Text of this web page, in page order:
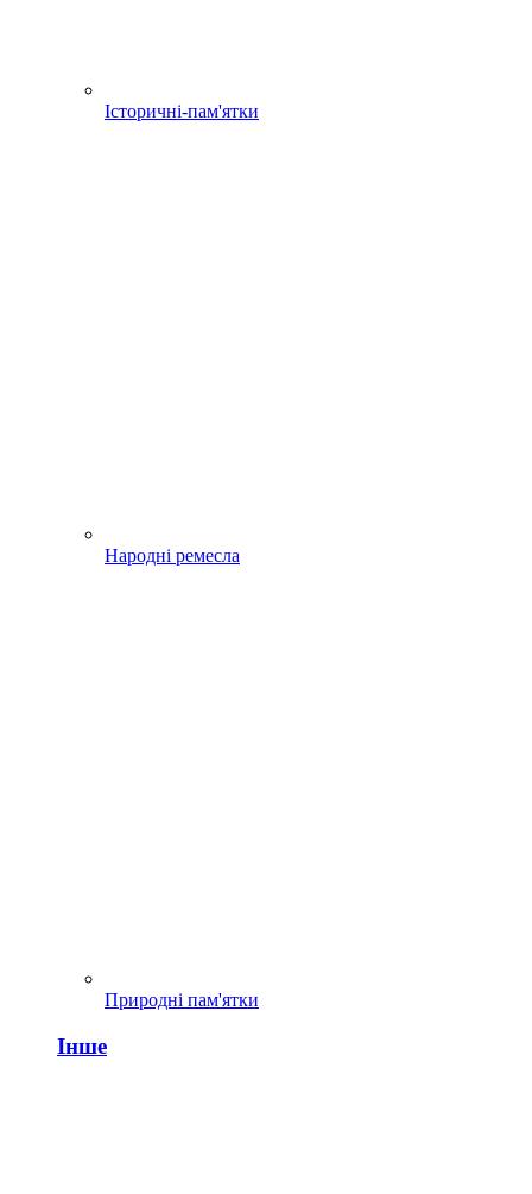
Історичні-пам'ятки
Народні ремесла
Природні пам'ятки
Інше